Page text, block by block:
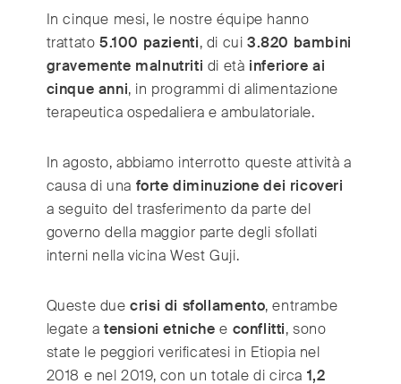
In cinque mesi, le nostre équipe hanno
trattato5.100 pazienti, di cui 3.820 bambini
gravemente malnutriti di età inferiore ai
cinque anni, in programmi di alimentazione
terapeutica ospedaliera e ambulatoriale.
In agosto, abbiamo interrotto queste attività a
causa di una forte diminuzione dei ricoveri
a seguito del trasferimento da parte del
governo della maggior parte degli sfollati
interni nella vicina West Guji.
Queste duecrisi di sfollamento, entrambe
legate atensioni etniche e conflitti, sono
state le peggiori verificatesi in Etiopia nel
2018 e nel 2019, con un totale di circa 1,2